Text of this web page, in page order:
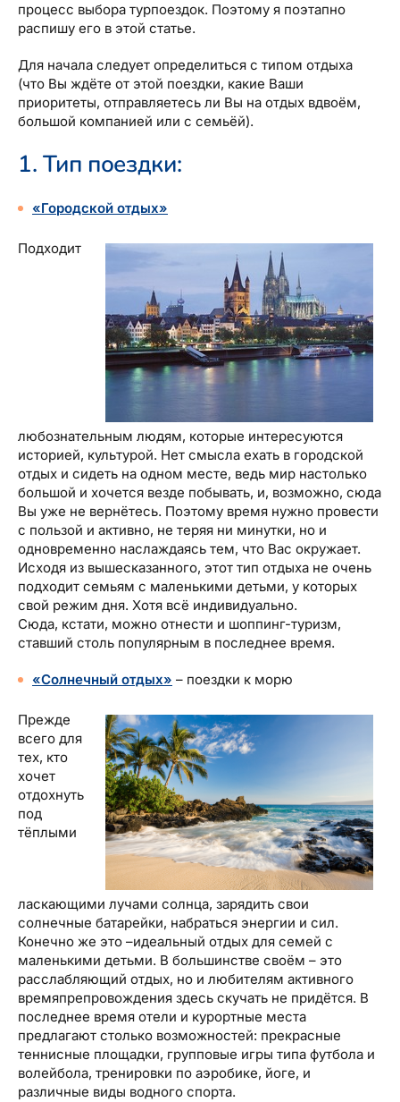
процесс выбора турпоездок. Поэтому я поэтапно
распишу его в этой статье.
Для начала следует определиться с типом отдыха
(что Вы ждёте от этой поездки, какие Ваши
приоритеты, отправляетесь ли Вы на отдых вдвоём,
большой компанией или с семьёй).
1. Тип поездки:
«Городской отдых»
Подходит
любознательным людям, которые интересуются
историей, культурой. Нет смысла ехать в городской
отдых и сидеть на одном месте, ведь мир настолько
большой и хочется везде побывать, и, возможно, сюда
Вы уже не вернётесь. Поэтому время нужно провести
с пользой и активно, не теряя ни минутки, но и
одновременно наслаждаясь тем, что Вас окружает.
Исходя из вышесказанного, этот тип отдыха не очень
подходит семьям с маленькими детьми, у которых
свой режим дня. Хотя всё индивидуально.
Сюда, кстати, можно отнести и шоппинг-туризм,
ставший столь популярным в последнее время.
«Солнечный отдых» – поездки к морю
Прежде
всего для
тех, кто
хочет
отдохнуть
под
тёплыми
ласкающими лучами солнца, зарядить свои
солнечные батарейки, набраться энергии и сил.
Конечно же это –идеальный отдых для семей с
маленькими детьми. В большинстве своём – это
расслабляющий отдых, но и любителям активного
времяпрепровождения здесь скучать не придётся. В
последнее время отели и курортные места
предлагают столько возможностей: прекрасные
теннисные площадки, групповые игры типа футбола и
волейбола, тренировки по аэробике, йоге, и
различные виды водного спорта.